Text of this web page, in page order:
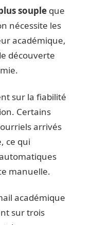
souple que
nécessite les
académique,
découverte
sur la fiabilité
Certains
arrivés
ce qui
manuelle.
académique
sur trois